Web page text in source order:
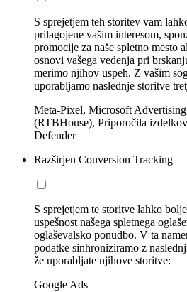
S sprejetjem teh storitev vam
prilagojene vašim interesom,
promocije za naše spletno mesto
osnovi vašega vedenja pri
merimo njihov uspeh. Z vašim
uporabljamo naslednje storitve
Meta-Pixel, Microsoft
(RTBHouse), Priporočila
Defender
Razširjen Conversion Tracking
S sprejetjem te storitve lahko
uspešnost našega spletnega
oglaševalsko ponudbo. V ta
podatke sinhroniziramo z
že uporabljate njihove storitve:
Google Ads